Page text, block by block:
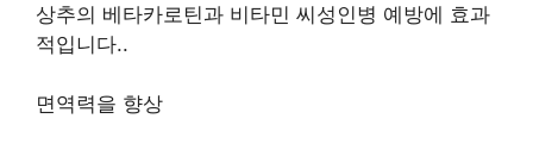
상추의 베타카로틴과 비타민 씨성인병 예방에 효과
적입니다..
면역력을 향상